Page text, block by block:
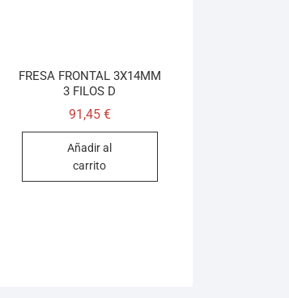
FRESA FRONTAL 3X14MM
3 FILOS D
91,45 €
Añadir al
carrito